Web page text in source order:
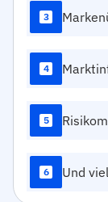
3
4
5
6 Und